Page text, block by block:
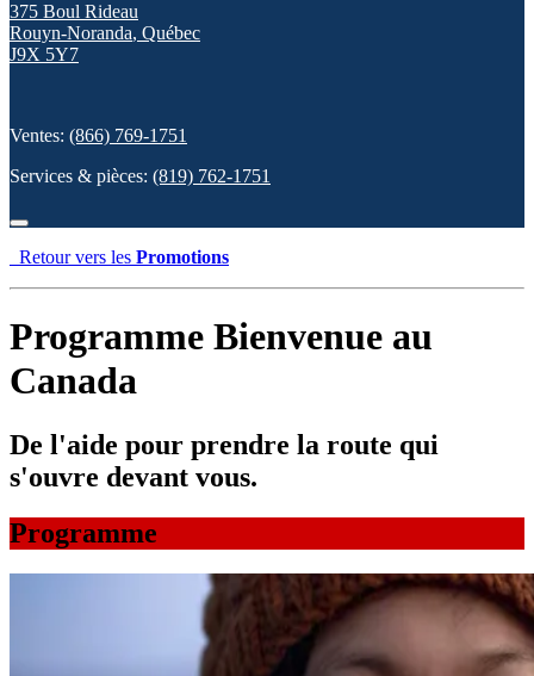
375 Boul Rideau
Rouyn-Noranda, Québec
J9X 5Y7
Ventes: (866) 769-1751
Services & pièces: (819) 762-1751
Retour vers les Promotions
Programme Bienvenue au
Canada
De l'aide pour prendre la route qui
s'ouvre devant vous.
Programme